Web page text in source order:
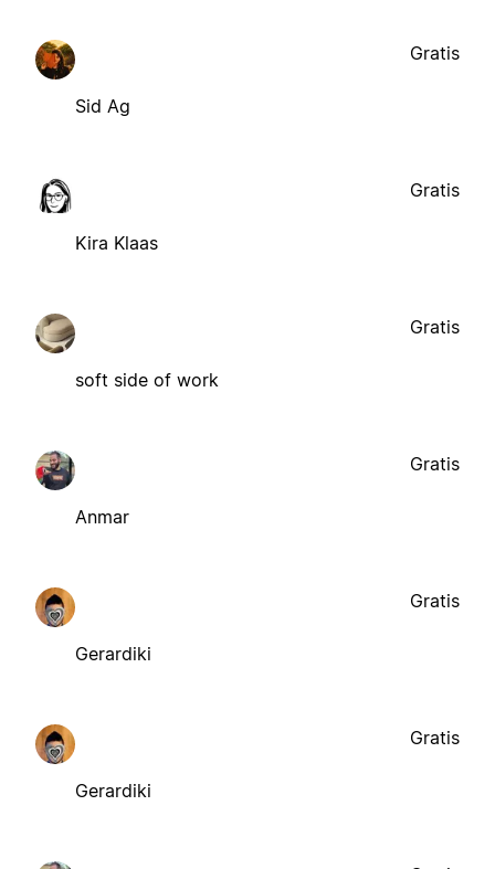
Sid Ag
Gratis
Kira Klaas
Gratis
soft side of work
Gratis
Anmar
Gratis
Gerardiki
Gratis
Gerardiki
Gratis